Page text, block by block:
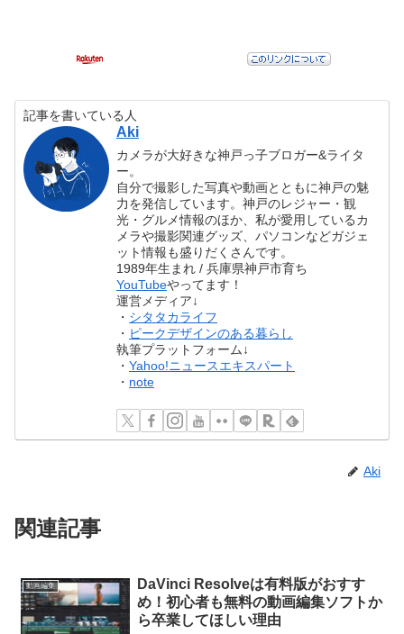
記事を書いている人
Aki
カメラが大好きな神戸っ子ブロガー&ライタ
ー。
自分で撮影した写真や動画とともに神戸の魅
力を発信しています。神戸のレジャー・観
光・グルメ情報のほか、私が愛用しているカ
メラや撮影関連グッズ、パソコンなどガジェ
ット情報も盛りだくさんです。
1989年生まれ / 兵庫県神戸市育ち
YouTubeやってます！
運営メディア↓
・ シタタカライフ
・ ピークデザインのある暮らし
執筆プラットフォーム↓
・Yahoo!ニュースエキスパート
・ note
Aki
関連記事
動画編集
DaVinci Resolveは有料版がおすす
め！初心者も無料の動画編集ソフトか
ら卒業してほしい理由